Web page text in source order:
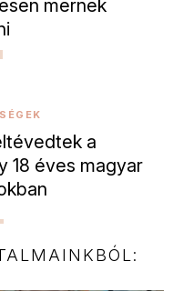
mernek
a
18 éves magyar